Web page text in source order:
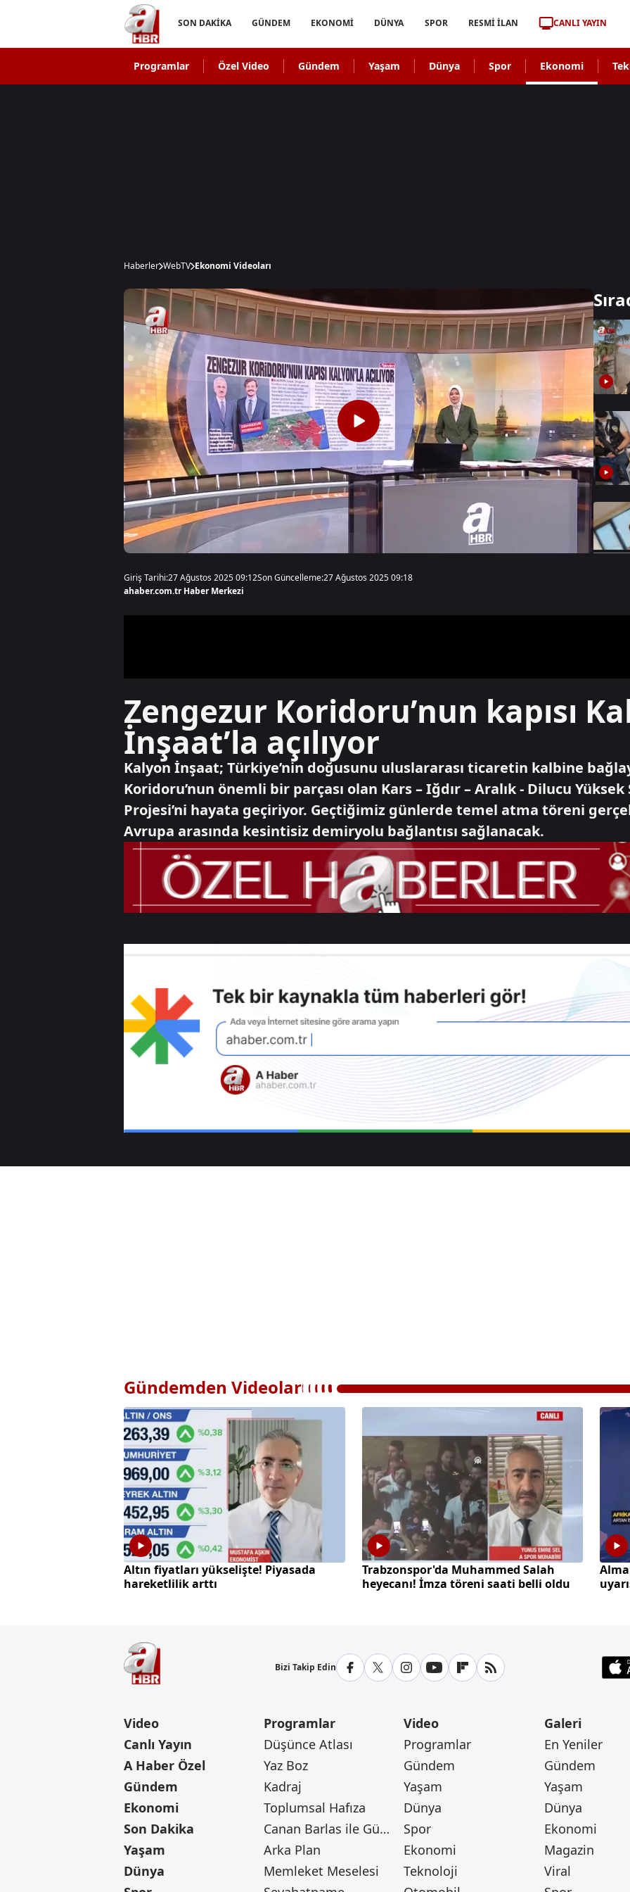
SON DAKİKA GÜNDEM EKONOMİ DÜNYA SPOR RESMİ İLAN CANLI YAYIN
Programlar Özel Video Gündem Yaşam Dünya Spor Ekonomi
Haberler WebTV Ekonomi Videoları
Giriş Tarihi:27 Ağustos 2025 09:12Son Güncelleme:27 Ağustos 2025 09:18
ahaber.com.tr Haber Merkezi
Zengezur Koridoru’nun kapısı
İnşaat’la açılıyor
Kalyon İnşaat; Türkiye’nin doğusunu uluslararası ticaretin kalbine
Koridoru’nun önemli bir parçası olan Kars – Iğdır – Aralık - Dilucu
Projesi’ni hayata geçiriyor. Geçtiğimiz günlerde temel atma töreni
Avrupa arasında kesintisiz demiryolu bağlantısı sağlanacak.
Gündemden Videolar
Altın fiyatları yükselişte! Piyasada
hareketlilik arttı
Trabzonspor'da Muhammed Salah
heyecanı! İmza töreni saati belli oldu
Bizi Takip Edin
Video
Canlı Yayın
A Haber Özel
Gündem
Ekonomi
Son Dakika
Yaşam
Dünya
Programlar
Düşünce Atlası
Yaz Boz
Kadraj
Toplumsal Hafıza
Canan Barlas ile Gündem
Arka Plan
Memleket Meselesi
Video
Programlar
Gündem
Yaşam
Dünya
Spor
Ekonomi
Teknoloji
Galeri
En Yeniler
Gündem
Yaşam
Dünya
Ekonomi
Magazin
Viral